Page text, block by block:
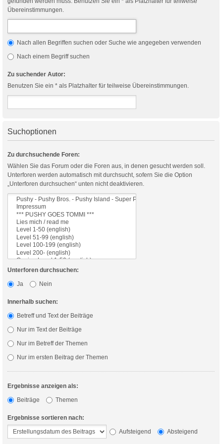
Übereinstimmungen.
Nach allen Begriffen suchen oder Suche wie angegeben verwenden
Nach einem Begriff suchen
Zu suchender Autor:
Benutzen Sie ein * als Platzhalter für teilweise Übereinstimmungen.
Suchoptionen
Zu durchsuchende Foren:
Wählen Sie das Forum oder die Foren aus, in denen gesucht werden soll.
Unterforen werden automatisch mit durchsucht, sofern Sie die Option
„Unterforen durchsuchen“ unten nicht deaktivieren.
Unterforen durchsuchen:
Ja
Nein
Innerhalb suchen:
Betreff und Text der Beiträge
Nur im Text der Beiträge
Nur im Betreff der Themen
Nur im ersten Beitrag der Themen
Ergebnisse anzeigen als:
Beiträge
Themen
Ergebnisse sortieren nach:
Aufsteigend
Absteigend